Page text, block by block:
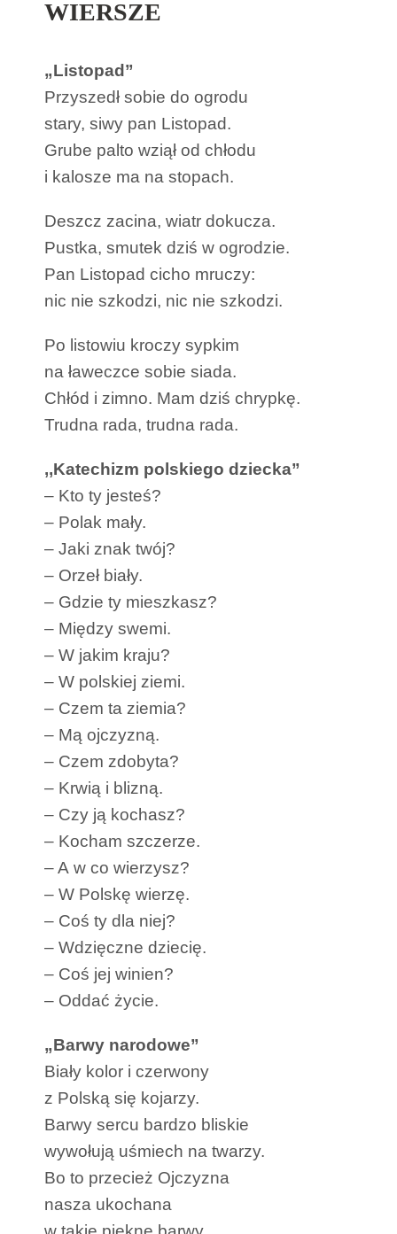
WIERSZE
„Listopad”
Przyszedł sobie do ogrodu
stary, siwy pan Listopad.
Grube palto wziął od chłodu
i kalosze ma na stopach.
Deszcz zacina, wiatr dokucza.
Pustka, smutek dziś w ogrodzie.
Pan Listopad cicho mruczy:
nic nie szkodzi, nic nie szkodzi.
Po listowiu kroczy sypkim
na ławeczce sobie siada.
Chłód i zimno. Mam dziś chrypkę.
Trudna rada, trudna rada.
,,Katechizm polskiego dziecka”
– Kto ty jesteś?
– Polak mały.
– Jaki znak twój?
– Orzeł biały.
– Gdzie ty mieszkasz?
– Między swemi.
– W jakim kraju?
– W polskiej ziemi.
– Czem ta ziemia?
– Mą ojczyzną.
– Czem zdobyta?
– Krwią i blizną.
– Czy ją kochasz?
– Kocham szczerze.
– A w co wierzysz?
– W Polskę wierzę.
– Coś ty dla niej?
– Wdzięczne dziecię.
– Coś jej winien?
– Oddać życie.
„Barwy narodowe”
Biały kolor i czerwony
z Polską się kojarzy.
Barwy sercu bardzo bliskie
wywołują uśmiech na twarzy.
Bo to przecież Ojczyzna
nasza ukochana